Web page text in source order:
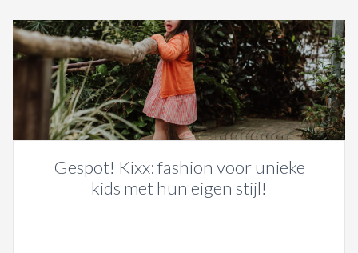
Gespot! Kixx: fashion voor unieke
kids met hun eigen stijl!